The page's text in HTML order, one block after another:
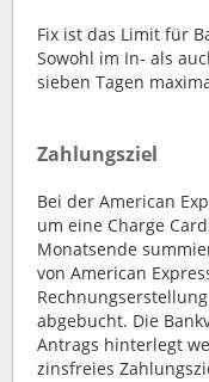
Fix ist das Limit für
Sowohl im In- als
sieben Tagen
Zahlungsziel
Bei der American
um eine Charge
Monatsende
von American
abgebucht. Die
Antrags hinterlegt
zinsfreies